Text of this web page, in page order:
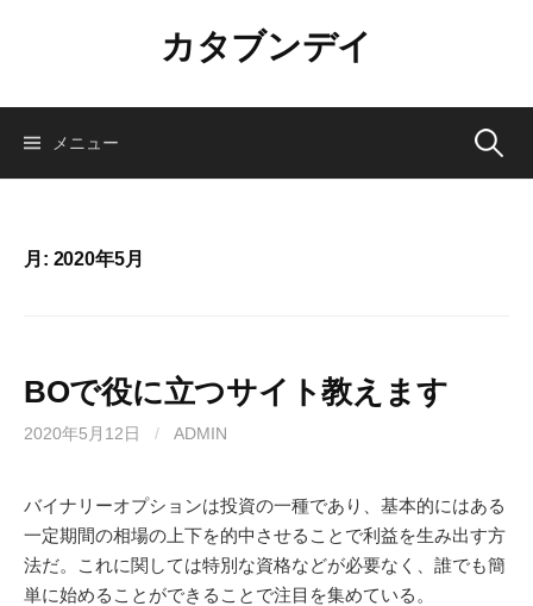
ン
カタブンデイ
メニュー 検
月: 2020年5月
BOで役に立つサイト教えます
2020年5月12日 / ADMIN
バイナリーオプションは投資の一種であり、基本的にはある
一定期間の相場の上下を的中させることで利益を生み出す方
法だ。これに関しては特別な資格などが必要なく、誰でも簡
単に始めることができることで注目を集めている。